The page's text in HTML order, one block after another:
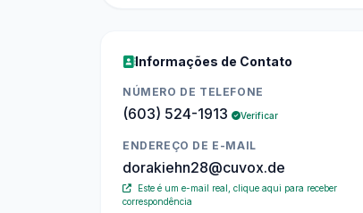
Informações de Contato
NÚMERO DE TELEFONE
(603) 524-1913 Verificar
ENDEREÇO DE E-MAIL
dorakiehn28@cuvox.de
Este é um e-mail real, clique aqui para receber
correspondência